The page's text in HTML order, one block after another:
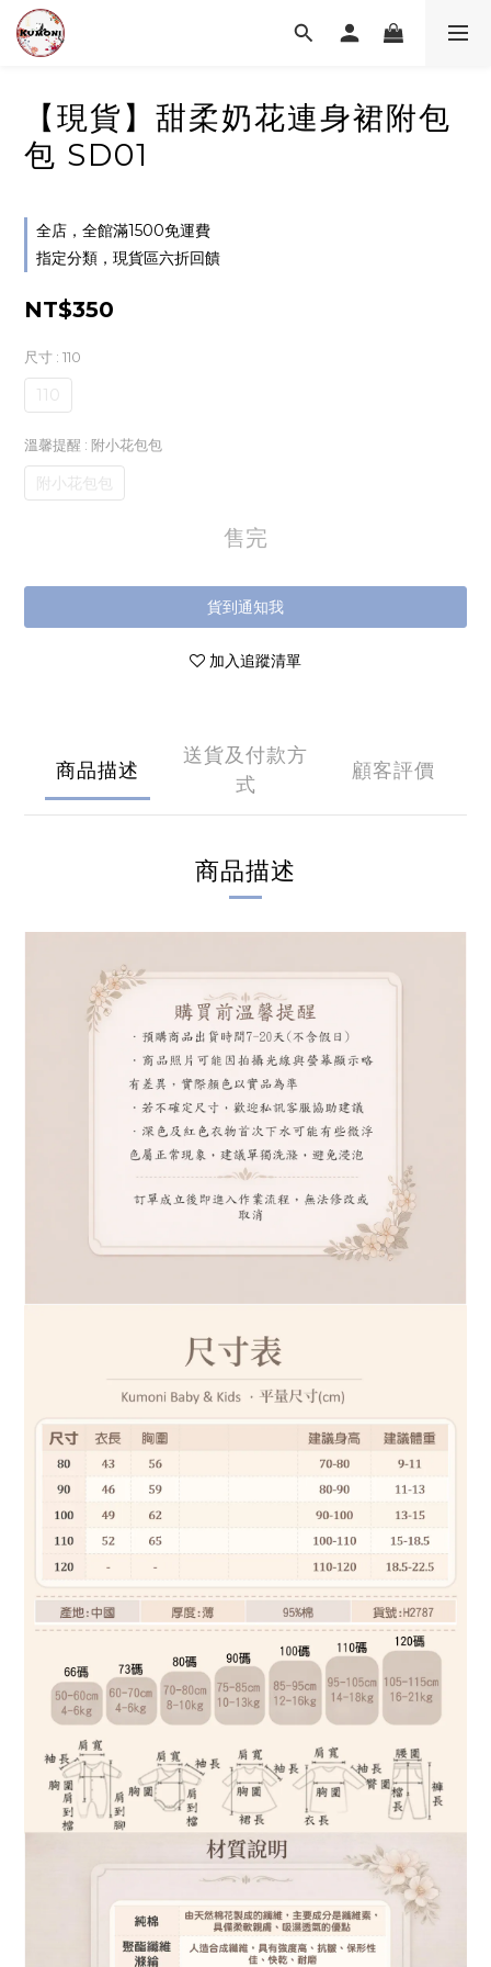
【現貨】甜柔奶花連身裙附包
包 SD01
全店，全館滿1500免運費
指定分類，現貨區六折回饋
NT$350
尺寸 : 110
110
溫馨提醒 : 附小花包包
附小花包包
售完
貨到通知我
加入追蹤清單
商品描述
送貨及付款方
式
顧客評價
商品描述